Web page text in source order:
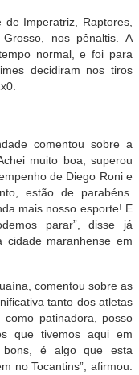
Imperatriz, Raptores,
nos pênaltis. A
normal, e foi para
decidiram nos tiros
comentou sobre a
muito boa, superou
de Diego Roni e
estão de parabéns.
mais nosso esporte! E
parar”, disse já
maranhense em
comentou sobre as
tanto dos atletas
patinadora, posso
que tivemos aqui em
bons, é algo que esta
no Tocantins”, afirmou.